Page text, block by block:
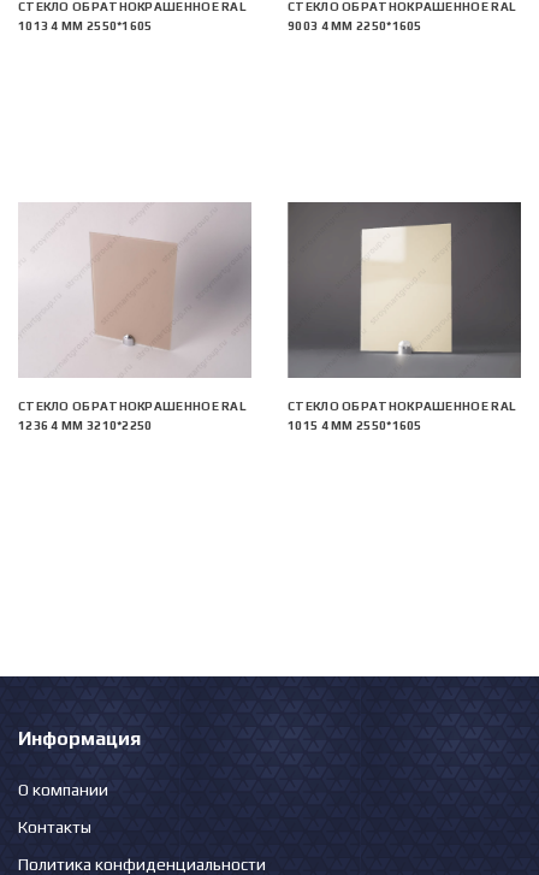
СТЕКЛО ОБРАТНОКРАШЕННОЕ RAL
1013 4 ММ 2550*1605
СТЕКЛО ОБРАТНОКРАШЕННОЕ RAL
9003 4 ММ 2250*1605
СТЕКЛО ОБРАТНОКРАШЕННОЕ RAL
1236 4 ММ 3210*2250
СТЕКЛО ОБРАТНОКРАШЕННОЕ RAL
1015 4 ММ 2550*1605
Информация
О компании
Контакты
Политика конфиденциальности